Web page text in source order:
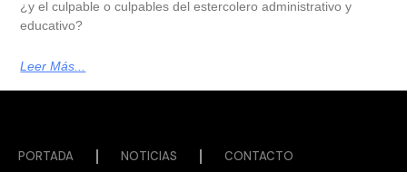
¿y el culpable o culpables del estercolero administrativo y
educativo?
Leer Más...
PORTADA NOTICIAS CONTACTO